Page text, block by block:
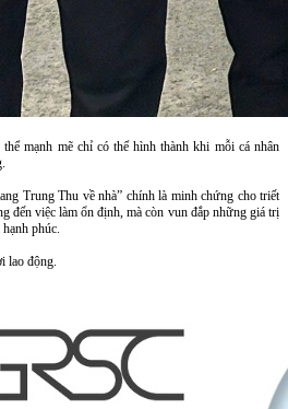
mạnh mẽ chỉ có thể hình thành khi mỗi cá nhân
Trung Thu về nhà” chính là minh chứng cho triết
đến việc làm ổn định, mà còn vun đắp những giá trị
phúc.
lao động.